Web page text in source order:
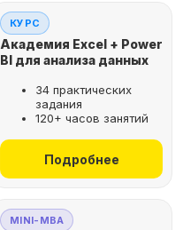
КУРС
Академия Excel + Power
BI для анализа данных
34 практических
задания
120+ часов занятий
Подробнее
MINI-MBA